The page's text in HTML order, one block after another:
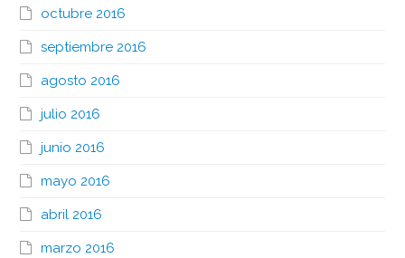
octubre 2016
septiembre 2016
agosto 2016
julio 2016
junio 2016
mayo 2016
abril 2016
marzo 2016